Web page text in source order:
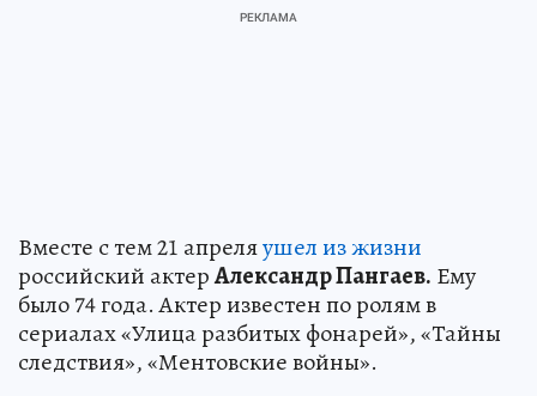
Вместе с тем 21 апреляушел из жизни
российский актерАлександр Пангаев. Ему
было 74 года. Актер известен по ролям в
сериалах «Улица разбитых фонарей», «Тайны
следствия», «Ментовские войны».